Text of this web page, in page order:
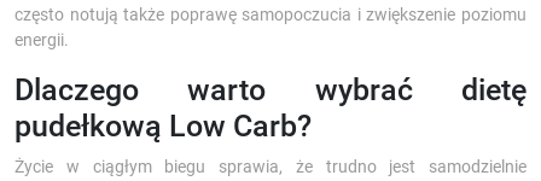
często notują także poprawę samopoczucia i zwiększenie poziomu
energii.
Dlaczego warto wybrać dietę
pudełkową Low Carb?
Życie w ciągłym biegu sprawia, że trudno jest samodzielnie